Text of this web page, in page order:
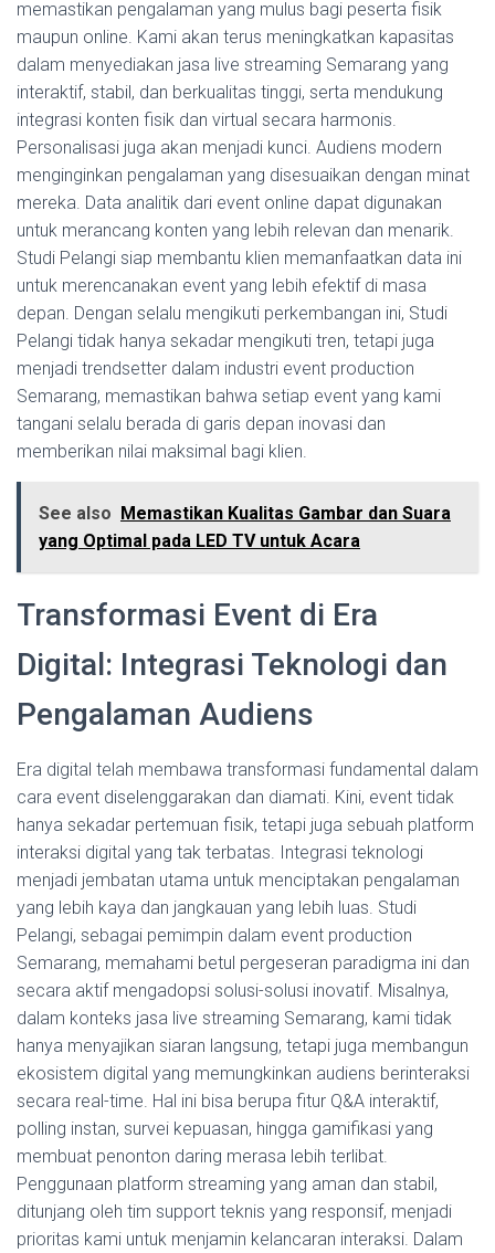
memastikan pengalaman yang mulus bagi peserta fisik
maupun online. Kami akan terus meningkatkan kapasitas
dalam menyediakan jasa live streaming Semarang yang
interaktif, stabil, dan berkualitas tinggi, serta mendukung
integrasi konten fisik dan virtual secara harmonis.
Personalisasi juga akan menjadi kunci. Audiens modern
menginginkan pengalaman yang disesuaikan dengan minat
mereka. Data analitik dari event online dapat digunakan
untuk merancang konten yang lebih relevan dan menarik.
Studi Pelangi siap membantu klien memanfaatkan data ini
untuk merencanakan event yang lebih efektif di masa
depan. Dengan selalu mengikuti perkembangan ini, Studi
Pelangi tidak hanya sekadar mengikuti tren, tetapi juga
menjadi trendsetter dalam industri event production
Semarang, memastikan bahwa setiap event yang kami
tangani selalu berada di garis depan inovasi dan
memberikan nilai maksimal bagi klien.
See also Memastikan Kualitas Gambar dan Suara
yang Optimal pada LED TV untuk Acara
Transformasi Event di Era
Digital: Integrasi Teknologi dan
Pengalaman Audiens
Era digital telah membawa transformasi fundamental dalam
cara event diselenggarakan dan diamati. Kini, event tidak
hanya sekadar pertemuan fisik, tetapi juga sebuah platform
interaksi digital yang tak terbatas. Integrasi teknologi
menjadi jembatan utama untuk menciptakan pengalaman
yang lebih kaya dan jangkauan yang lebih luas. Studi
Pelangi, sebagai pemimpin dalam event production
Semarang, memahami betul pergeseran paradigma ini dan
secara aktif mengadopsi solusi-solusi inovatif. Misalnya,
dalam konteks jasa live streaming Semarang, kami tidak
hanya menyajikan siaran langsung, tetapi juga membangun
ekosistem digital yang memungkinkan audiens berinteraksi
secara real-time. Hal ini bisa berupa fitur Q&A interaktif,
polling instan, survei kepuasan, hingga gamifikasi yang
membuat penonton daring merasa lebih terlibat.
Penggunaan platform streaming yang aman dan stabil,
ditunjang oleh tim support teknis yang responsif, menjadi
prioritas kami untuk menjamin kelancaran interaksi. Dalam